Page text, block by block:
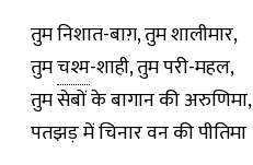
तुम निशात-बाग़, तुम शालीमार,
तुमचश्म-शाही, तुम परी-महल,
तुम सेबों के बागान की अरुणिमा,
पतझड़ में चिनार वन की पीतिमा